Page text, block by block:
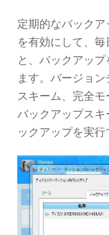
定期的なバック
を有効にして、
と、バックアッ
ます。バージョ
スキーム、完全
バックアップス
ックアップを実行